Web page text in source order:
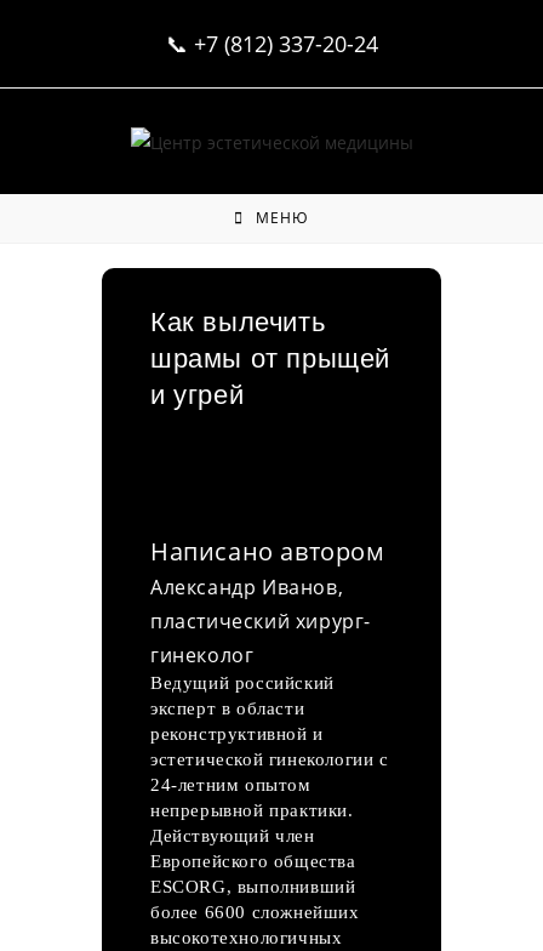
📞 +7 (812) 337-20-24
МЕНЮ
Как вылечить
шрамы от прыщей
и угрей
Написано автором
Александр Иванов,
пластический хирург-
гинеколог
Ведущий российский
эксперт в области
реконструктивной и
эстетической гинекологии с
24-летним опытом
непрерывной практики.
Действующий член
Европейского общества
ESCORG, выполнивший
более 6600 сложнейших
высокотехнологичных